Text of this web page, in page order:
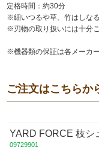
定格時間：約30分
※細いつるや草、竹はしな
※刃物の取り扱いには十分ご
※機器類の保証は各メーカ
ご注文はこちらか
YARD FORCE 枝シ
09729901